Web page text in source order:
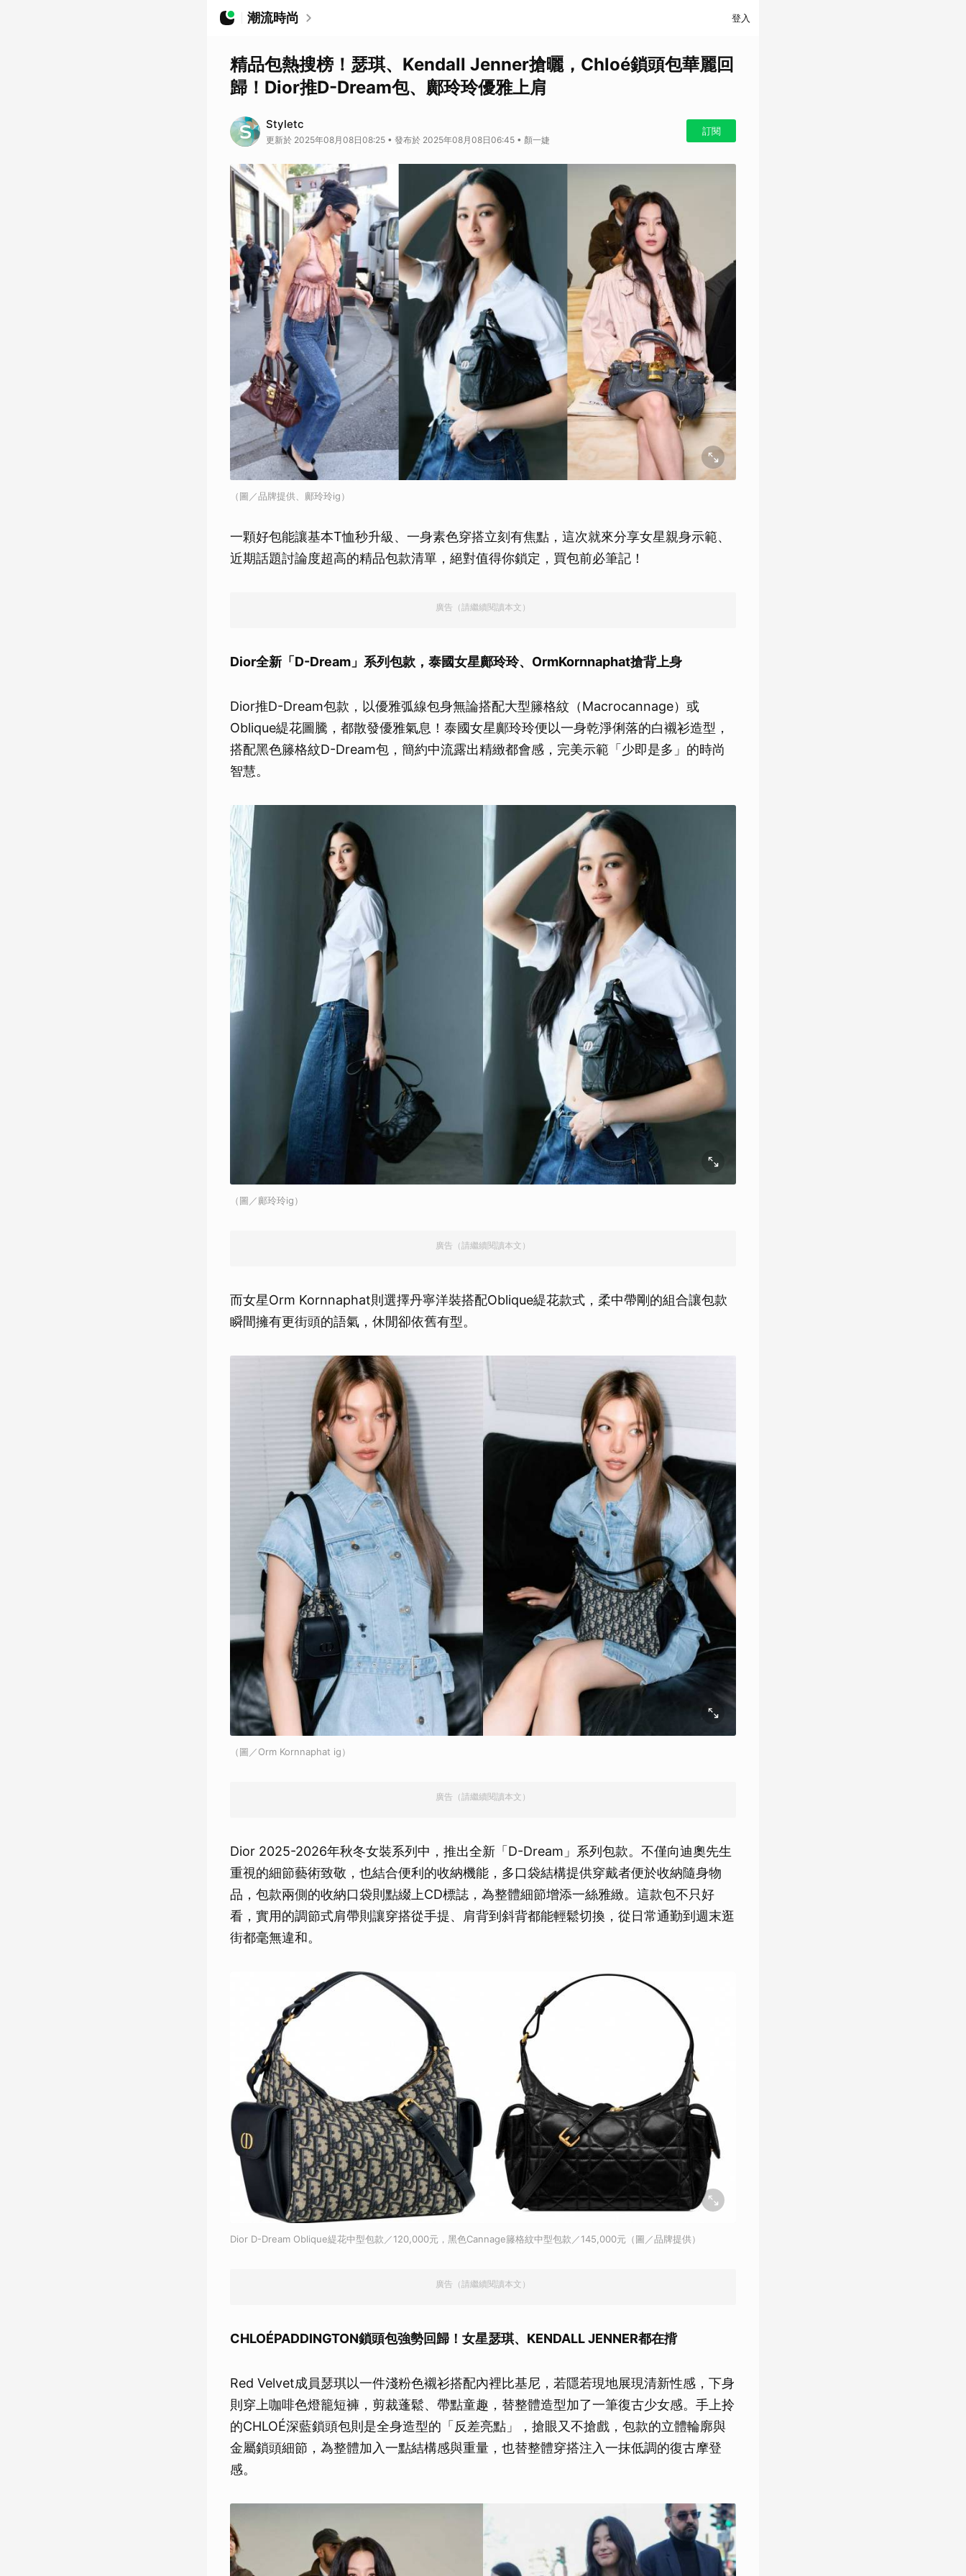
潮流時尚 登入
精品包熱搜榜！瑟琪、Kendall Jenner搶曬，Chloé鎖頭包華麗回
歸！Dior推D-Dream包、鄺玲玲優雅上肩
Styletc
更新於 2025年08月08日08:25 • 發布於 2025年08月08日06:45 • 顏一婕
訂閱
（圖／品牌提供、鄺玲玲ig）
一顆好包能讓基本T恤秒升級、一身素色穿搭立刻有焦點，這次就來分享女星親身示範、
近期話題討論度超高的精品包款清單，絕對值得你鎖定，買包前必筆記！
廣告（請繼續閱讀本文）
Dior全新「D-Dream 」系列包款，泰國女星鄺玲玲、OrmKornnaphat搶背上身
Dior推D-Dream包款，以優雅弧線包身無論搭配大型籐格紋（Macrocannage）或
Oblique緹花圖騰，都散發優雅氣息！泰國女星鄺玲玲便以一身乾淨俐落的白襯衫造型，
搭配黑色籐格紋D-Dream包，簡約中流露出精緻都會感，完美示範「少即是多」的時尚
智慧。
（圖／鄺玲玲ig）
廣告（請繼續閱讀本文）
而女星Orm Kornnaphat則選擇丹寧洋裝搭配Oblique緹花款式，柔中帶剛的組合讓包款
瞬間擁有更街頭的語氣，休閒卻依舊有型。
（圖／Orm Kornnaphat ig）
廣告（請繼續閱讀本文）
Dior 2025-2026年秋冬女裝系列中，推出全新「D-Dream」系列包款。不僅向迪奧先生
重視的細節藝術致敬，也結合便利的收納機能，多口袋結構提供穿戴者便於收納隨身物
品，包款兩側的收納口袋則點綴上CD標誌，為整體細節增添一絲雅緻。這款包不只好
看，實用的調節式肩帶則讓穿搭從手提、肩背到斜背都能輕鬆切換，從日常通勤到週末逛
街都毫無違和。
Dior D-Dream Oblique緹花中型包款／120,000元，黑色Cannage籐格紋中型包款／145,000元（圖／品牌提供）
廣告（請繼續閱讀本文）
CHLOÉPADDINGTON鎖頭包強勢回歸！女星瑟琪、KENDALL JENNER都在揹
Red Velvet成員瑟琪以一件淺粉色襯衫搭配內裡比基尼，若隱若現地展現清新性感，下身
則穿上咖啡色燈籠短褲，剪裁蓬鬆、帶點童趣，替整體造型加了一筆復古少女感。手上拎
的CHLOÉ深藍鎖頭包則是全身造型的「反差亮點」，搶眼又不搶戲，包款的立體輪廓與
金屬鎖頭細節，為整體加入一點結構感與重量，也替整體穿搭注入一抹低調的復古摩登
感。
取消